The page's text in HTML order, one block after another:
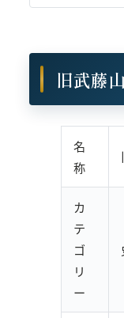
旧武藤
名
称
カ
テ
ゴ
リ
ー